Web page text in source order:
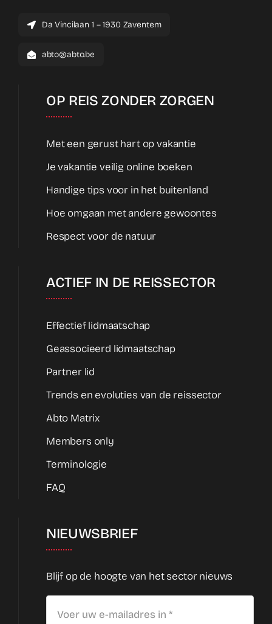
Da Vincilaan 1 – 1930 Zaventem
abto@abto.be
OP REIS ZONDER ZORGEN
Met een gerust hart op vakantie
Je vakantie veilig online boeken
Handige tips voor in het buitenland
Hoe omgaan met andere gewoontes
Respect voor de natuur
ACTIEF IN DE REISSECTOR
Effectief lidmaatschap
Geassocieerd lidmaatschap
Partner lid
Trends en evoluties van de reissector
Abto Matrix
Members only
Terminologie
FAQ
NIEUWSBRIEF
Blijf op de hoogte van het sector nieuws